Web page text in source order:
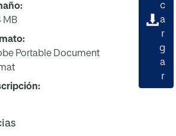
MB
Portable Document
c
a
r
g
a
r